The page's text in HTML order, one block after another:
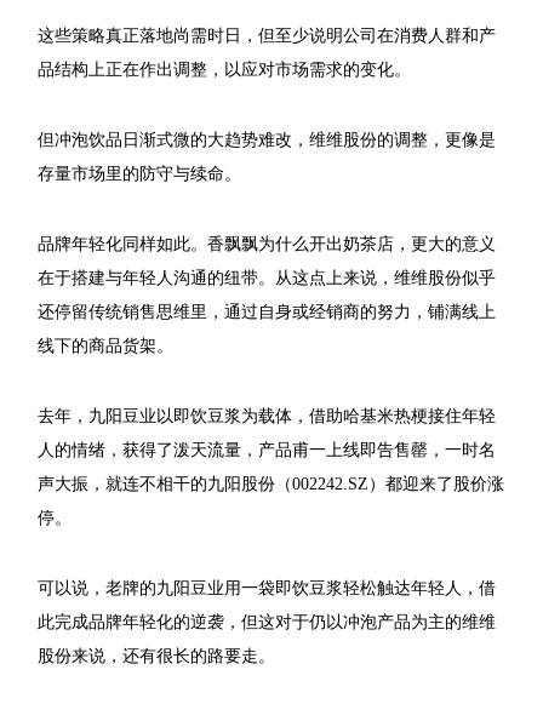
这些策略真正落地尚需时日，但至少说明公司在消费人群和产
品结构上正在作出调整，以应对市场需求的变化。
但冲泡饮品日渐式微的大趋势难改，维维股份的调整，更像是
存量市场里的防守与续命。
品牌年轻化同样如此。香飘飘为什么开出奶茶店，更大的意义
在于搭建与年轻人沟通的纽带。从这点上来说，维维股份似乎
还停留传统销售思维里，通过自身或经销商的努力，铺满线上
线下的商品货架。
去年，九阳豆业以即饮豆浆为载体，借助哈基米热梗接住年轻
人的情绪，获得了泼天流量，产品甫一上线即告售罄，一时名
声大振，就连不相干的九阳股份（002242.SZ）都迎来了股价涨
停。
可以说，老牌的九阳豆业用一袋即饮豆浆轻松触达年轻人，借
此完成品牌年轻化的逆袭，但这对于仍以冲泡产品为主的维维
股份来说，还有很长的路要走。